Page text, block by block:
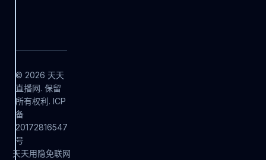
© 2026 天天
直播网. 保留
所有权利. ICP
备
20172816547
号
天天用隐免联网